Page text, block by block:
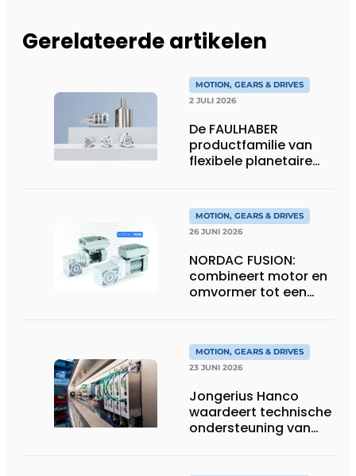
Gerelateerde artikelen
MOTION, GEARS & DRIVES
2 JULI 2026
De FAULHABER
productfamilie van
flexibele planetaire
MOTION, GEARS & DRIVES
26 JUNI 2026
NORDAC FUSION:
combineert motor en
omvormer tot een
eenheid
MOTION, GEARS & DRIVES
23 JUNI 2026
Jongerius Hanco
waardeert technische
ondersteuning van